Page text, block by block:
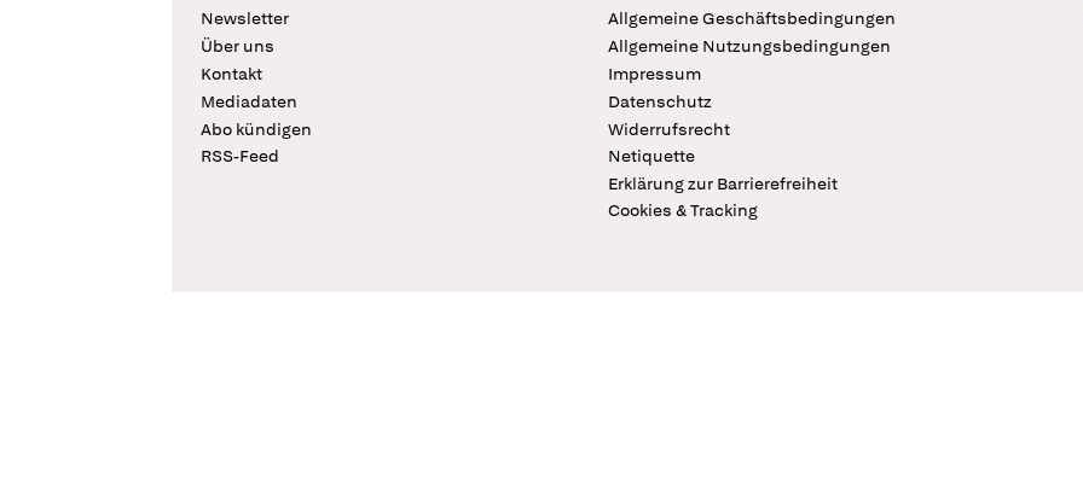
Newsletter
Über uns
Kontakt
Mediadaten
Abo kündigen
RSS-Feed
Allgemeine Geschäftsbedingungen
Allgemeine Nutzungsbedingungen
Impressum
Datenschutz
Widerrufsrecht
Netiquette
Erklärung zur Barrierefreiheit
Cookies & Tracking